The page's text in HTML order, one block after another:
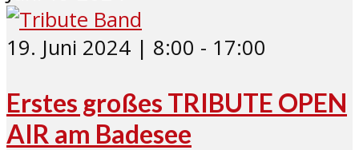
19. Juni 2024 | 8:00 - 17:00
Erstes großes TRIBUTE OPEN
AIR am Badesee